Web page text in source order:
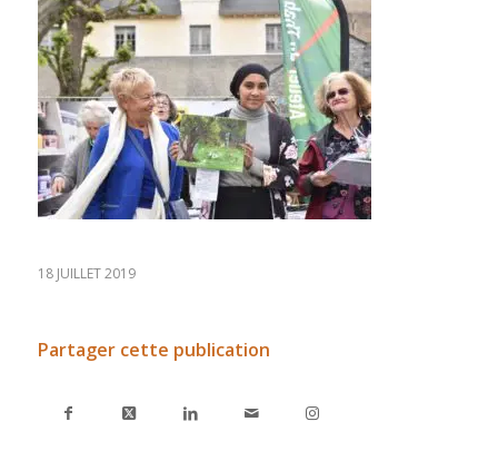
18 JUILLET 2019
Partager cette publication